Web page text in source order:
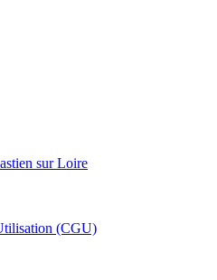
sur Loire
(CGU)